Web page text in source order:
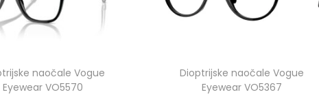
naočale Vogue
Eyewear VO5570
Dioptrijske naočale Vogue
Eyewear VO5367